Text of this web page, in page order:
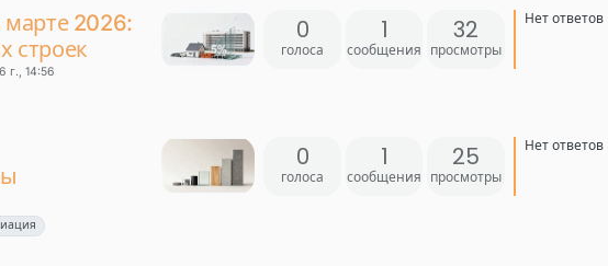
марте 2026:
строек
г., 14:56
0
голоса
1
сообщения
32
просмотры
Нет ответов
0
голоса
1
сообщения
25
просмотры
Нет ответов